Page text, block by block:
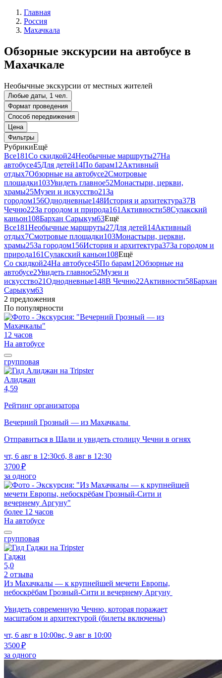
Главная
Россия
Махачкала
Обзорные экскурсии на автобусе в
Махачкале
Необычные экскурсии от местных жителей
Любые даты, 1 чел.
Формат проведения
Способ передвижения
Цена
Фильтры
РубрикиЕщё
Все181Со скидкой24Необычные маршруты27На
автобусе45Для детей14По барам12Активный
отдых7Обзорные на автобусе2Смотровые
площадки103Увидеть главное52Монастыри, церкви,
храмы25Музеи и искусство21За
городом156Однодневные148История и архитектура37В
Чечню22За городом и природа161 Активности58Сулакский
каньон108Бархан Сарыкум63Ещё
Все181Необычные маршруты27Для детей14Активный
отдых7Смотровые площадки103Монастыри, церкви,
храмы25За городом156История и архитектура37За городом и
природа161Сулакский каньон108Ещё
Со скидкой24На автобусе45По барам12Обзорные на
автобусе2Увидеть главное52Музеи и
искусство21Однодневные148В Чечню22Активности58Бархан
Сарыкум63
2 предложения
По популярности
12 часов
На автобусе
групповая
Алиджан
4,59
Рейтинг организатора
Вечерний Грозный — из Махачкалы
Отправиться в Шали и увидеть столицу Чечни в огнях
чт, 6 авг в 12:30сб, 8 авг в 12:30
3700 ₽
за одного
более 12 часов
На автобусе
групповая
Гаджи
5,0
2 отзыва
Из Махачкалы — к крупнейшей мечети Европы,
небоскрёбам Грозный-Сити и вечернему Аргуну
Увидеть современную Чечню, которая поражает
масштабом и архитектурой (билеты включены)
чт, 6 авг в 10:00вс, 9 авг в 10:00
3500 ₽
за одного